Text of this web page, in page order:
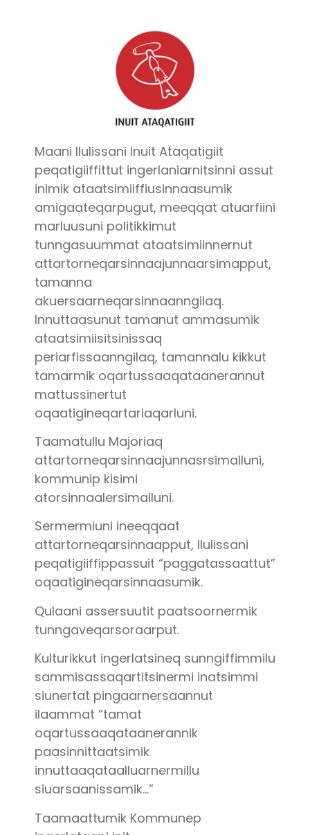
Maani Ilulissani Inuit Ataqatigiit
peqatigiiffittut ingerlaniarnitsinni assut
inimik ataatsimiiffiusinnaasumik
amigaateqarpugut, meeqqat atuarfiini
marluusuni politikkimut
tunngasuummat ataatsimiinnernut
attartorneqarsinnaajunnaarsimapput,
tamanna
akuersaarneqarsinnaanngilaq.
Innuttaasunut tamanut ammasumik
ataatsimiisitsinissaq
periarfissaanngilaq, tamannalu kikkut
tamarmik oqartussaaqataanerannut
mattussinertut
oqaatigineqartariaqarluni.
Taamatullu Majoriaq
attartorneqarsinnaajunnasrsimalluni,
kommunip kisimi
atorsinnaalersimalluni.
Sermermiuni ineeqqaat
attartorneqarsinnaapput, Ilulissani
peqatigiiffippassuit “paggatassaattut”
oqaatigineqarsinnaasumik.
Qulaani assersuutit paatsoornermik
tunngaveqarsoraarput.
Kulturikkut ingerlatsineq sunngiffimmilu
sammisassaqartitsinermi inatsimmi
siunertat pingaarnersaannut
ilaammat “tamat
oqartussaaqataanerannik
paasinnittaatsimik
innuttaaqataalluarnermillu
siuarsaanissamik…”
Taamaattumik Kommunep